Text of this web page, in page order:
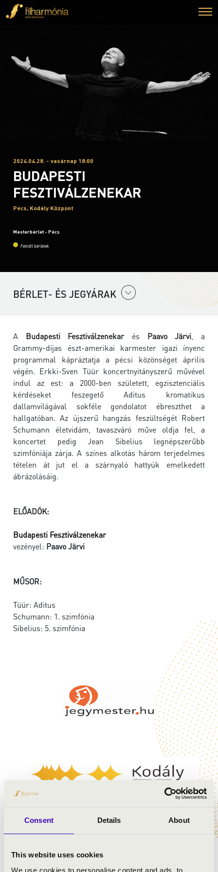
Consent Details About
This website uses cookies
We use cookies to personalise content and ads, to
2024.04.28. - vasárnap 18:00
BUDAPESTI
FESZTIVÁLZENEKAR
Pécs, Kodály Központ
Mesterbérlet - Pécs
Felnőtt bérletek
BÉRLET- ÉS JEGYÁRAK
A Budapesti Fesztiválzenekarés Paavo Järvi , a
Grammy-díjas észt-amerikai karmester igazi ínyenc
programmal kápráztatja a pécsi közönséget április
végén. Erkki-Sven Tüür koncertnyitányszerű művével
indul az est: a 2000-ben született, egzisztenciális
kérdéseket feszegető Aditus kromatikus
dallamvilágával sokféle gondolatot ébreszthet a
hallgatóban. Az újszerű hangzás feszültségét Robert
Schumann életvidám, tavaszváró műve oldja fel, a
koncertet pedig Jean Sibelius legnépszerűbb
szimfóniája zárja. A színes alkotás három terjedelmes
tételen át jut el a szárnyaló hattyúk emelkedett
ábrázolásáig.
ELŐADÓK:
Budapesti Fesztiválzenekar
vezényel: Paavo Järvi
MŰSOR:
Tüür: Aditus
Schumann: 1. szimfónia
Sibelius: 5. szimfónia